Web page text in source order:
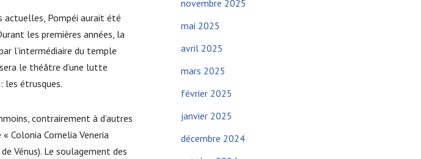
actuelles, Pompéi aurait été
les premières années, la
l’intermédiaire du temple
le théâtre d’une lutte
les étrusques.
contrairement à d’autres
Colonia Cornelia Veneria
Vénus). Le soulagement des
novembre 2025
mai 2025
avril 2025
mars 2025
février 2025
janvier 2025
décembre 2024